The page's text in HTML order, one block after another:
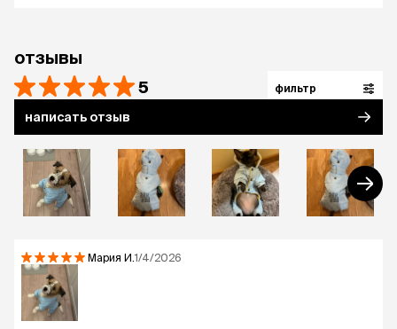
отзывы
5 фильтр
написать отзыв
Мария И.1/4/2026